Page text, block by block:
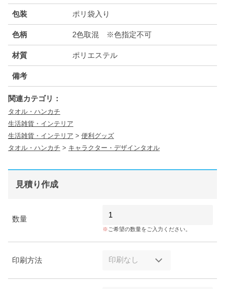
包装 ポリ袋入り
色柄 2色取混 ※色指定不可
材質 ポリエステル
備考
関連カテゴリ：
タオル・ハンカチ
生活雑貨・インテリア
生活雑貨・インテリア > 便利グッズ
タオル・ハンカチ > キャラクター・デザインタオル
見積り作成
数量
ご希望の数量をご入力ください。
印刷方法